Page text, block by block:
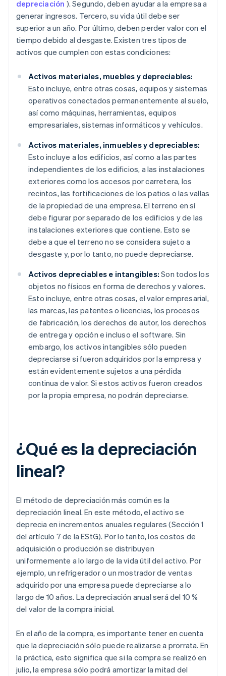
depreciación ). Segundo, deben ayudar a la empresa a
generar ingresos. Tercero, su vida útil debe ser
superior a un año. Por último, deben perder valor con el
tiempo debido al desgaste. Existen tres tipos de
activos que cumplen con estas condiciones:
Activos materiales, muebles y depreciables:
Esto incluye, entre otras cosas, equipos y sistemas
operativos conectados permanentemente al suelo,
así como máquinas, herramientas, equipos
empresariales, sistemas informáticos y vehículos.
Activos materiales, inmuebles y depreciables:
Esto incluye a los edificios, así como a las partes
independientes de los edificios, a las instalaciones
exteriores como los accesos por carretera, los
recintos, las fortificaciones de los patios o las vallas
de la propiedad de una empresa. El terreno en sí
debe figurar por separado de los edificios y de las
instalaciones exteriores que contiene. Esto se
debe a que el terreno no se considera sujeto a
desgaste y, por lo tanto, no puede depreciarse.
Activos depreciables e intangibles: Son todos los
objetos no físicos en forma de derechos y valores.
Esto incluye, entre otras cosas, el valor empresarial,
las marcas, las patentes o licencias, los procesos
de fabricación, los derechos de autor, los derechos
de entrega y opción e incluso el software. Sin
embargo, los activos intangibles sólo pueden
depreciarse si fueron adquiridos por la empresa y
están evidentemente sujetos a una pérdida
continua de valor. Si estos activos fueron creados
por la propia empresa, no podrán depreciarse.
¿Qué es la depreciación
lineal?
El método de depreciación más común es la
depreciación lineal. En este método, el activo se
deprecia en incrementos anuales regulares (Sección 1
del artículo 7 de la EStG). Por lo tanto, los costos de
adquisición o producción se distribuyen
uniformemente a lo largo de la vida útil del activo. Por
ejemplo, un refrigerador o un mostrador de ventas
adquirido por una empresa puede depreciarse a lo
largo de 10 años. La depreciación anual será del 10 %
del valor de la compra inicial.
En el año de la compra, es importante tener en cuenta
que la depreciación sólo puede realizarse a prorrata. En
la práctica, esto significa que si la compra se realizó en
julio, la empresa sólo podrá amortizar la mitad del